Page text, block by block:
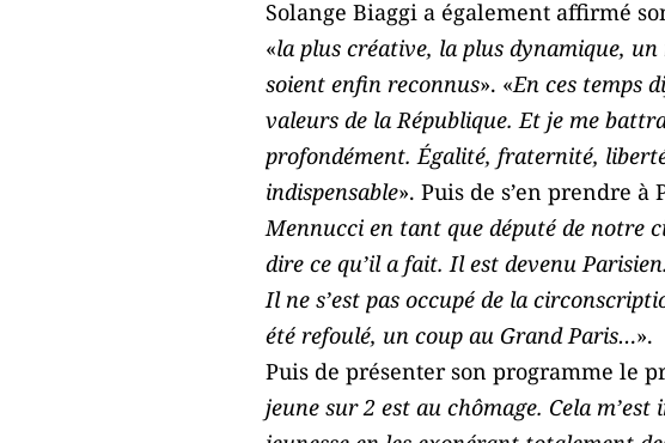
Solange Biaggi a également affirmé
«la plus créative, la plus dynamique,
soient enfin reconnus». «En ces temps
valeurs de la République. Et je me
profondément. Égalité, fraternité,
indispensable». Puis de s’en prendre
Mennucci en tant que député de notre
dire ce qu’il a fait. Il est devenu
Il ne s’est pas occupé de la
été refoulé, un coup au Grand Paris…».
Puis de présenter son programme le
jeune sur 2 est au chômage. Cela